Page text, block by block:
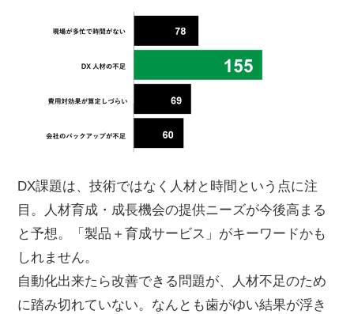
DX課題は、技術ではなく人材と時間という点に注
目。人材育成・成長機会の提供ニーズが今後高まる
と予想。「製品＋育成サービス」がキーワードかも
しれません。
自動化出来たら改善できる問題が、人材不足のため
に踏み切れていない。なんとも歯がゆい結果が浮き